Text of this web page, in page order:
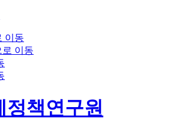
이동
이동